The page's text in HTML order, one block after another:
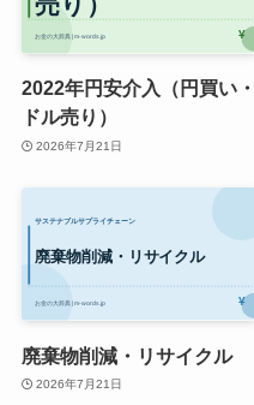
2022年円安介入（円買い・
ドル売り）
2026年7月21日
廃棄物削減・リサイクル
2026年7月21日